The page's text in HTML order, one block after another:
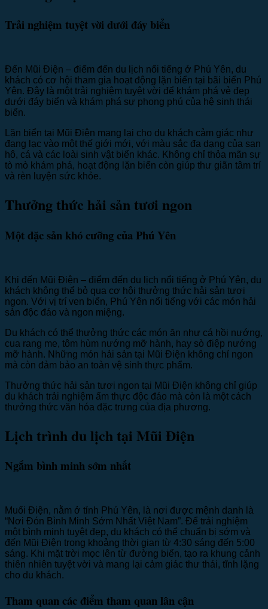
Trải nghiệm tuyệt vời dưới đáy biển
Đến Mũi Điện – điểm đến du lịch nổi tiếng ở Phú Yên, du
khách có cơ hội tham gia hoạt động lặn biển tại bãi biển Phú
Yên. Đây là một trải nghiệm tuyệt vời để khám phá vẻ đẹp
dưới đáy biển và khám phá sự phong phú của hệ sinh thái
biển.
Lặn biển tại Mũi Điện mang lại cho du khách cảm giác như
đang lạc vào một thế giới mới, với màu sắc đa dạng của san
hô, cá và các loài sinh vật biển khác. Không chỉ thỏa mãn sự
tò mò khám phá, hoạt động lặn biển còn giúp thư giãn tâm trí
và rèn luyện sức khỏe.
Thưởng thức hải sản tươi ngon
Một đặc sản khó cưỡng của Phú Yên
Khi đến Mũi Điện – điểm đến du lịch nổi tiếng ở Phú Yên, du
khách không thể bỏ qua cơ hội thưởng thức hải sản tươi
ngon. Với vị trí ven biển, Phú Yên nổi tiếng với các món hải
sản độc đáo và ngon miệng.
Du khách có thể thưởng thức các món ăn như cá hồi nướng,
cua rang me, tôm hùm nướng mỡ hành, hay sò điệp nướng
mỡ hành. Những món hải sản tại Mũi Điện không chỉ ngon
mà còn đảm bảo an toàn vệ sinh thực phẩm.
Thưởng thức hải sản tươi ngon tại Mũi Điện không chỉ giúp
du khách trải nghiệm ẩm thực độc đáo mà còn là một cách
thưởng thức văn hóa đặc trưng của địa phương.
Lịch trình du lịch tại Mũi Điện
Ngắm bình minh sớm nhất
Muối Điện, nằm ở tỉnh Phú Yên, là nơi được mệnh danh là
“Nơi Đón Bình Minh Sớm Nhất Việt Nam”. Để trải nghiệm
một bình minh tuyệt đẹp, du khách có thể chuẩn bị sớm và
đến Mũi Điện trong khoảng thời gian từ 4:30 sáng đến 5:00
sáng. Khi mặt trời mọc lên từ đường biển, tạo ra khung cảnh
thiên nhiên tuyệt vời và mang lại cảm giác thư thái, tĩnh lặng
cho du khách.
Tham quan các điểm tham quan lân cận